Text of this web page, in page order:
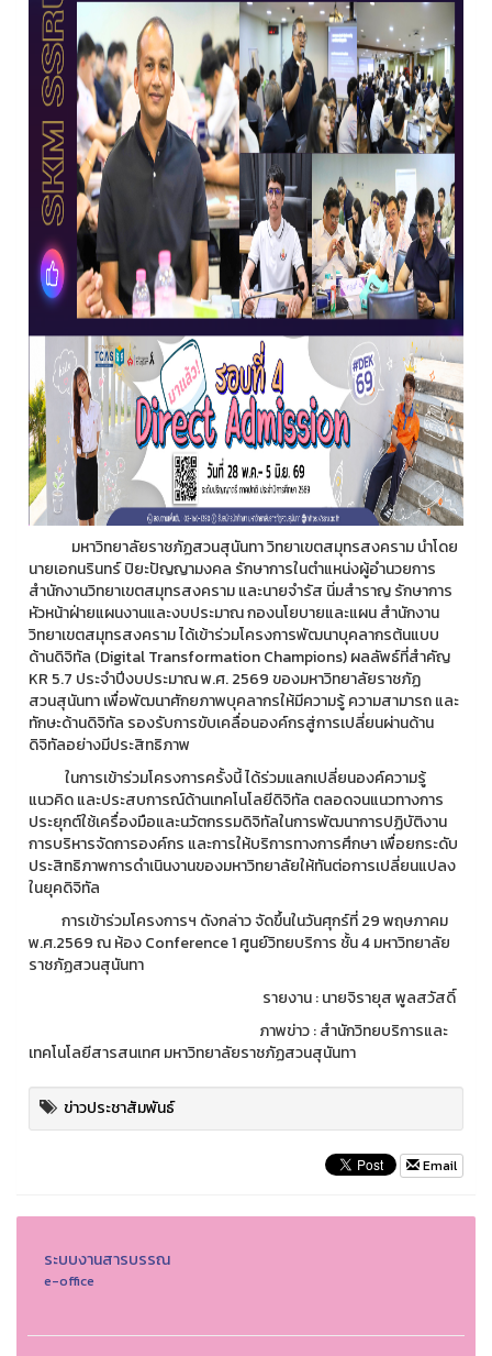
มหาวิทยาลัยราชภัฏสวนสุนันทา วิทยาเขตสมุทรสงคราม นำโดย
นายเอกนรินทร์ ปิยะปัญญามงคล รักษาการในตำแหน่งผู้อำนวยการ
สำนักงานวิทยาเขตสมุทรสงคราม และนายจำรัส นิ่มสำราญ รักษาการ
หัวหน้าฝ่ายแผนงานและงบประมาณ กองนโยบายและแผน สำนักงาน
วิทยาเขตสมุทรสงคราม ได้เข้าร่วมโครงการพัฒนาบุคลากรต้นแบบ
ด้านดิจิทัล (Digital Transformation Champions) ผลลัพธ์ที่สำคัญ
KR 5.7 ประจำปีงบประมาณ พ.ศ. 2569 ของมหาวิทยาลัยราชภัฏ
สวนสุนันทา เพื่อพัฒนาศักยภาพบุคลากรให้มีความรู้ ความสามารถ และ
ทักษะด้านดิจิทัล รองรับการขับเคลื่อนองค์กรสู่การเปลี่ยนผ่านด้าน
ดิจิทัลอย่างมีประสิทธิภาพ
ในการเข้าร่วมโครงการครั้งนี้ ได้ร่วมแลกเปลี่ยนองค์ความรู้
แนวคิด และประสบการณ์ด้านเทคโนโลยีดิจิทัล ตลอดจนแนวทางการ
ประยุกต์ใช้เครื่องมือและนวัตกรรมดิจิทัลในการพัฒนาการปฏิบัติงาน
การบริหารจัดการองค์กร และการให้บริการทางการศึกษา เพื่อยกระดับ
ประสิทธิภาพการดำเนินงานของมหาวิทยาลัยให้ทันต่อการเปลี่ยนแปลง
ในยุคดิจิทัล
การเข้าร่วมโครงการฯ ดังกล่าว จัดขึ้นในวันศุกร์ที่ 29 พฤษภาคม
พ.ศ.2569 ณ ห้อง Conference 1 ศูนย์วิทยบริการ ชั้น 4 มหาวิทยาลัย
ราชภัฏสวนสุนันทา
รายงาน : นายจิรายุส พูลสวัสดิ์
ภาพข่าว : สำนักวิทยบริการและ
เทคโนโลยีสารสนเทศ มหาวิทยาลัยราชภัฏสวนสุนันทา
ข่าวประชาสัมพันธ์
Email
ระบบงานสารบรรณ
e-office